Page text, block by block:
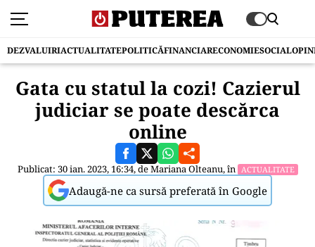
DEZVALUIRIACTUALITATEPOLITICĂFINANCIARECONOMIESOCIAL
Gata cu statul la cozi! Cazierul
judiciar se poate descărca
online
Publicat: 30 ian. 2023, 16:34, deMariana Olteanu, în ACTUALITATE
Adaugă-ne ca sursă preferată în Google